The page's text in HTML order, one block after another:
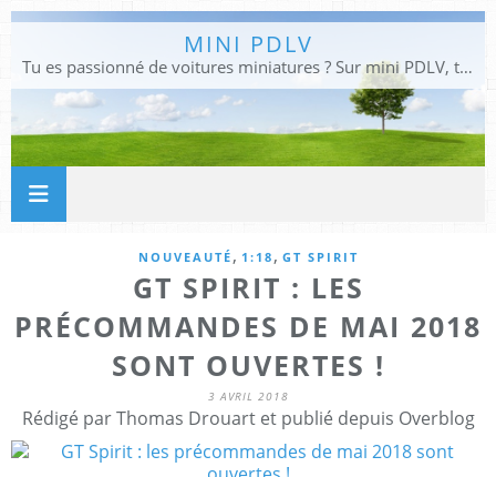
MINI PDLV
Tu es passionné de voitures miniatures ? Sur mini PDLV, tu trouveras les meilleurs bons plans pour acheter des voitures au 1:43, 1:18 ou 1:24. Tu pourras aussi découvrir des modèles de collection sous tous leurs angles. Pour ne rien louper de l'actualité des voitures miniatures, rejoins-nous !
NOUVEAUTÉ , 1:18 , GT SPIRIT
GT SPIRIT : LES
PRÉCOMMANDES DE MAI 2018
SONT OUVERTES !
3 AVRIL 2018
Rédigé par Thomas Drouart et publié depuis Overblog